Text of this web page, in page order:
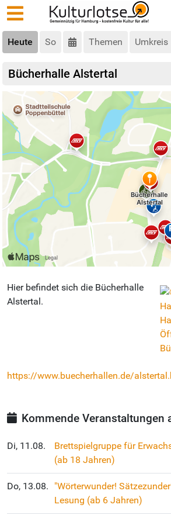
Heute So Themen Umkreis
Bücherhalle Alstertal
Hier befindet sich die Bücherhalle
Alstertal.
https://www.buecherhallen.de/
Kommende Veranstaltungen
Di, 11.08.
Brettspielgruppe für
(ab 18 Jahren)
Do, 13.08.
"Wörterwunder!
Lesung (ab 6 Jahren)